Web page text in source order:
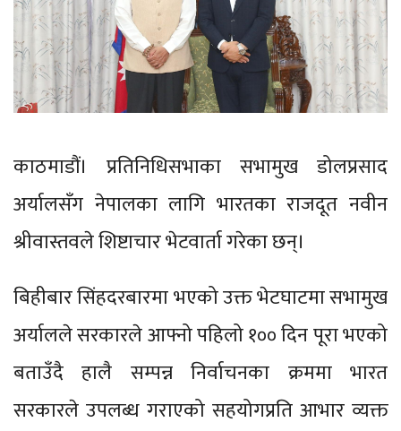
काठमाडौं। प्रतिनिधिसभाका सभामुख डोलप्रसाद
अर्यालसँग नेपालका लागि भारतका राजदूत नवीन
श्रीवास्तवले शिष्टाचार भेटवार्ता गरेका छन्।
बिहीबार सिंहदरबारमा भएको उक्त भेटघाटमा सभामुख
अर्यालले सरकारले आफ्नो पहिलो १०० दिन पूरा भएको
बताउँदै हालै सम्पन्न निर्वाचनका क्रममा भारत
सरकारले उपलब्ध गराएको सहयोगप्रति आभार व्यक्त